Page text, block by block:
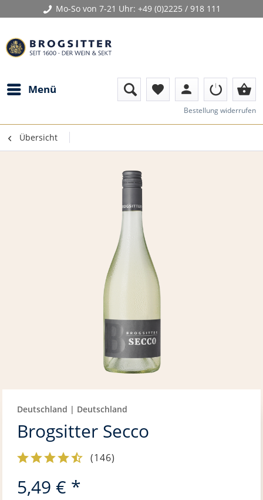
Mo-So von 7-21 Uhr: +49 (0)2225 / 918 111
Menü favorite person shopping_basket
Bestellung widerrufen
Übersicht
Deutschland | Deutschland
Brogsitter Secco
(146)
5,49 € *